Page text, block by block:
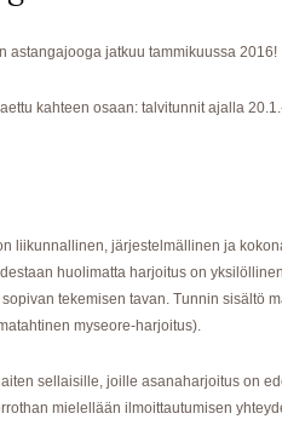
astangajooga jatkuu tammikuussa 2016!
kahteen osaan: talvitunnit ajalla
liikunnallinen, järjestelmällinen ja
huolimatta harjoitus on
tekemisen tavan. Tunnin sisältö
myseore-harjoitus).
sellaisille, joille asanaharjoitus on
mielellään ilmoittautumisen